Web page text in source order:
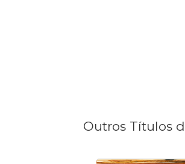
Outros Títulos